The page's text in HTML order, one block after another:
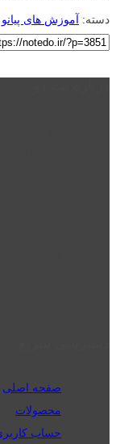
دسته: آموزش های پیانو
صفحه اصلی
محصولات
حساب